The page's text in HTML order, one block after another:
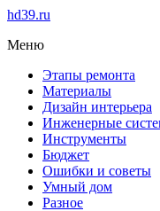
hd39.ru
Меню
Этапы ремонта
Материалы
Дизайн интерьера
Инженерные
Инструменты
Бюджет
Ошибки и советы
Умный дом
Разное